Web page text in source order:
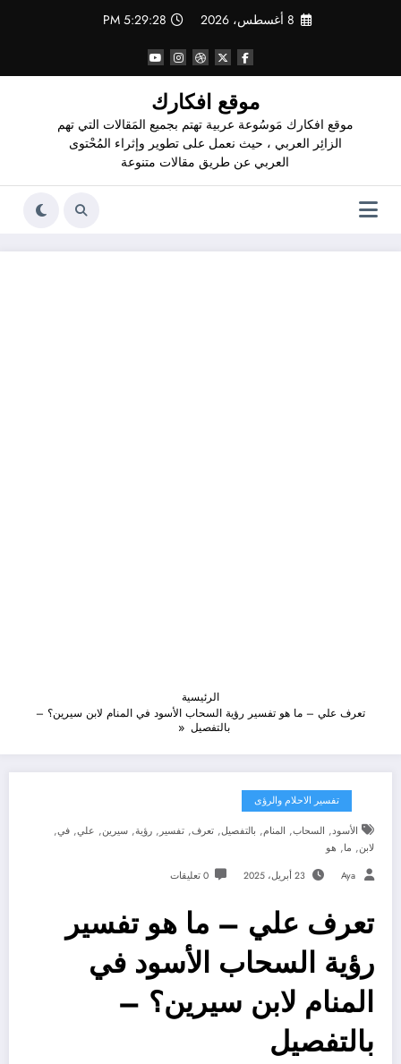
8 أغسطس، 2026 5:29:29 PM
موقع افكارك
موقع افكارك مَوسُوعة عربية تهتم بجميع المَقالات التي تهم
الزائِر العربي ، حيث نعمل على تطوير وإثراء المُحْتوى
العربي عن طريق مقالات متنوعة
الرئيسية
تعرف علي – ما هو تفسير رؤية السحاب الأسود في المنام لابن سيرين؟ –
بالتفصيل
تفسير الاحلام والرؤى
الأسود, السحاب, المنام, بالتفصيل, تعرف, تفسير , رؤية, سيرين, علي, في,
لابن, ما, هو
Aya 23 أبريل، 2025 0 تعليقات
تعرف علي – ما هو تفسير
رؤية السحاب الأسود في
المنام لابن سيرين؟ –
بالتفصيل